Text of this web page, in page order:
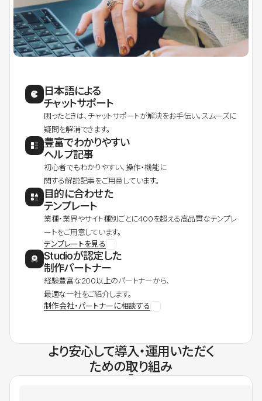
日本語による
チャットサポート
困ったときは、チャットサポートが解決をお手伝い。スムーズに
疑問を解消できます。
豊富でわかりやすい
ヘルプ記事
初心者でもわかりやすい、操作・機能に
関する解説記事をご用意しています。
目的に合わせた
テンプレート
業種・業界やサイト種別ごとに400を超える高品質なテンプレ
ートをご用意しています。
テンプレートを見る
Studioが認定した
制作パートナー
経験豊富な200以上のパートナーから、
最適な一社をご紹介します。
制作会社・パートナーに相談する
より安心して導入・運用いただく
ための取り組み